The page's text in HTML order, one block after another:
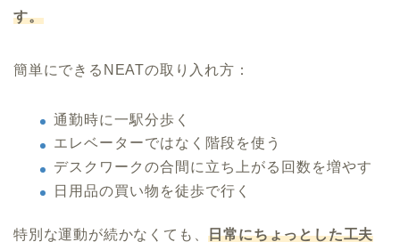
す。
簡単にできるNEATの取り入れ方：
通勤時に一駅分歩く
エレベーターではなく階段を使う
デスクワークの合間に立ち上がる回数を増やす
日用品の買い物を徒歩で行く
特別な運動が続かなくても、日常にちょっとした工夫